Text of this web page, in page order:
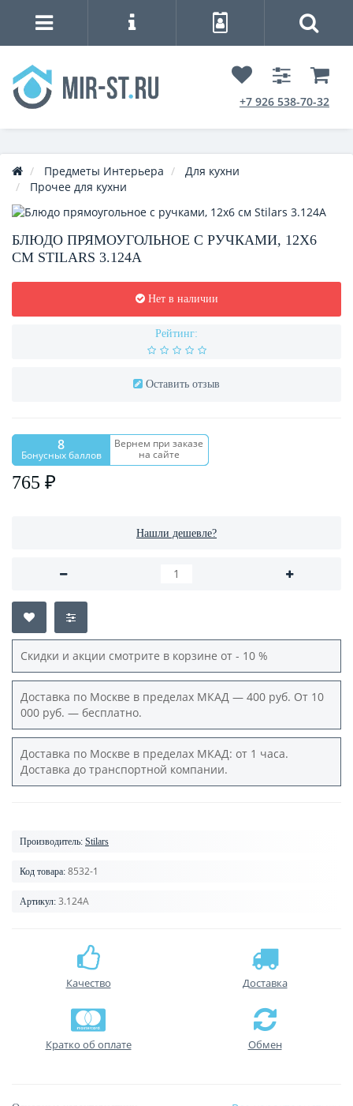
+7 926 538-70-32
Предметы Интерьера
Для кухни
Прочее для кухни
БЛЮДО ПРЯМОУГОЛЬНОЕ С РУЧКАМИ, 12Х6
СМ STILARS 3.124А
Нет в наличии
Рейтинг:
Оставить отзыв
8
Бонусных баллов
Вернем при заказе
на сайте
765 ₽
Нашли дешевле?
Скидки и акции смотрите в корзине от - 10 %
Доставка по Москве в пределах МКАД — 400 руб. От 10
000 руб. — бесплатно.
Доставка по Москве в пределах МКАД: от 1 часа.
Доставка до транспортной компании.
Производитель: Stilars
Код товара: 8532-1
Артикул: 3.124А
Качество Доставка
Кратко об оплате Обмен